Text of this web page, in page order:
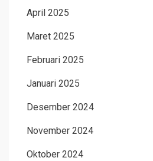
April 2025
Maret 2025
Februari 2025
Januari 2025
Desember 2024
November 2024
Oktober 2024